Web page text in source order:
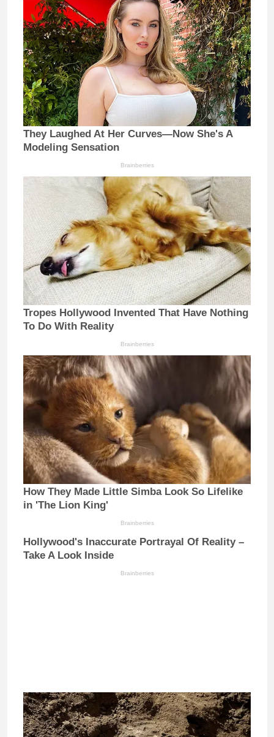
They Laughed At Her Curves—Now She's A
Modeling Sensation
Brainberries
Tropes Hollywood Invented That Have Nothing
To Do With Reality
Brainberries
How They Made Little Simba Look So Lifelike
in 'The Lion King'
Brainberries
Hollywood's Inaccurate Portrayal Of Reality –
Take A Look Inside
Brainberries